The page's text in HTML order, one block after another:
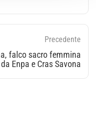
Precedente
falco sacro femmina
Enpa e Cras Savona